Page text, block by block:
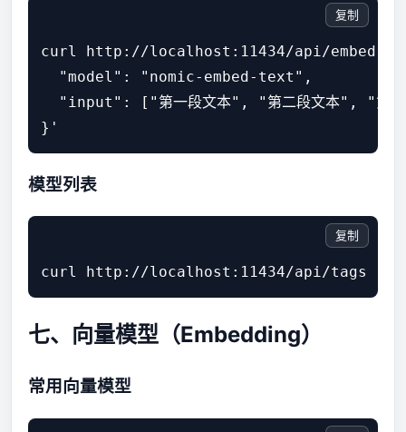
curl http://localhost:11434/api/embed -
  "model": "nomic-embed-text",
"input": ["第一段文本", "第二段文本", "第
}'
复制
模型列表
curl http://localhost:11434/api/tags
复制
七、向量模型（Embedding）
常用向量模型